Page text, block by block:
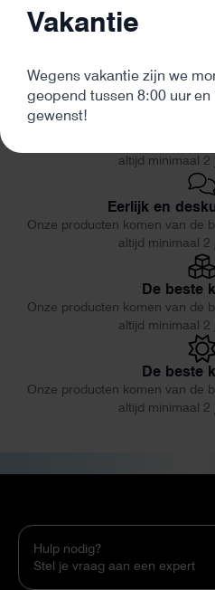
altijd minimaal 2
Eerlijk en
Onze producten komen van de
altijd minimaal 2
De beste
Onze producten komen van de
altijd minimaal 2
De beste
Onze producten komen van de
altijd minimaal 2
Hulp nodig?
Stel je vraag aan een expert
Vakantie
Wegens vakantie zijn we
geopend tussen 8:00 uur en
gewenst!